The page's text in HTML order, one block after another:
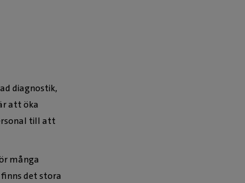
diagnostik,
att öka
till att
många
det stora